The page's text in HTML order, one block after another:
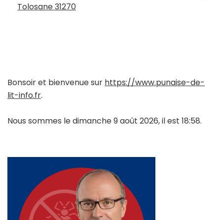
Tolosane 31270
Bonsoir et bienvenue sur https://www.punaise-de-
lit-info.fr.
Nous sommes le dimanche 9 août 2026, il est 18:58.